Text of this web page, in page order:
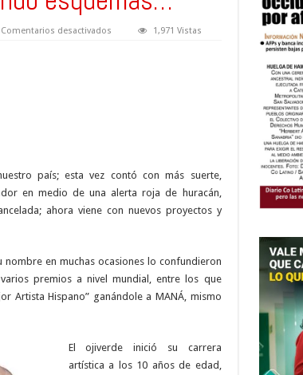
Comentarios desactivadosen
1,971 Vistas
país; esta vez contó con más suerte,
en medio de una alerta roja de huracán,
ahora viene con nuevos proyectos y
nombre en muchas ocasiones lo confundieron
premios a nivel mundial, entre los que
Artista Hispano” ganándole a MANÁ, mismo
El ojiverde inició su carrera
artística a los 10 años de edad,